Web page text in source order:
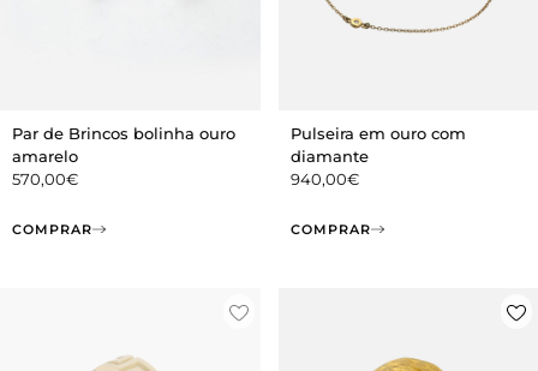
Par de Brincos bolinha ouro
amarelo
570,00€
COMPRAR
Pulseira em ouro com
diamante
940,00€
COMPRAR